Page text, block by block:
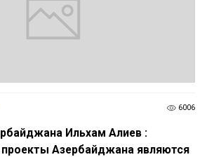
6006
Ильхам Алиев :
Азербайджана являются